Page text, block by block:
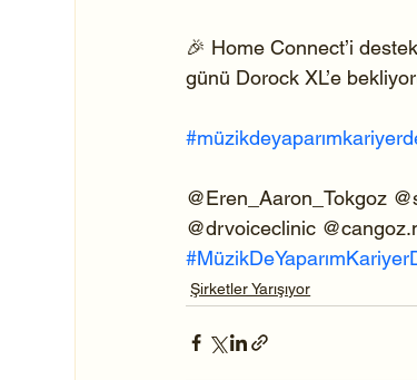
🎉 Home Connect’i
günü Dorock XL’e
@Eren_Aaron_Tokgoz
@drvoiceclinic
Şirketler Yarışıyor